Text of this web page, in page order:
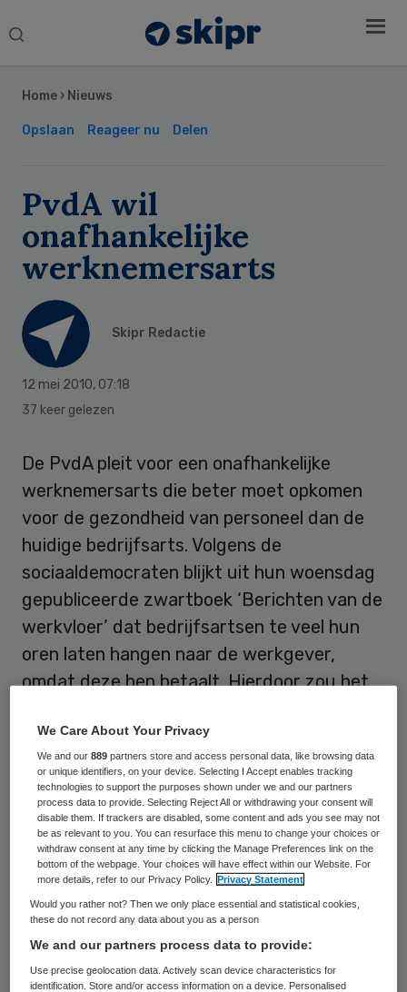
Search
Home › Nieuws
Opslaan Reageer nu Delen
PvdA wil
onafhankelijke
werknemersarts
Skipr Redactie
12 mei 2010, 07:18
37 keer gelezen
De PvdA pleit voor een onafhankelijke
werknemersarts die beter moet opkomen
voor de gezondheid van personeel dan de
huidige bedrijfsarts. Volgens de
sociaaldemocraten blijkt uit hun woensdag
gepubliceerde zwartboek ‘Berichten van de
werkvloer’ dat bedrijfsartsen te veel hun
oren laten hangen naar de werkgever,
omdat deze hen betaalt. Hierdoor zou het
teken staan van terugdringing van de
verzuimkosten van de baas in plaats van de
gezondheid van werknemers.
FNV-voorstel werknemersarts
Met het pleidooi voor een werknemersarts
sluit de PvdA aan bij eenvoorstel dat
vakbond FNVhalf maart lanceerde. In dat
plan zou er naast de bedrijfsarts een
Sidebar
We Care About Your Privacy
We and our889 partners store and access personal data, like browsing data
or unique identifiers, on your device. Selecting I Accept enables tracking
technologies to support the purposes shown under we and our partners
process data to provide. Selecting Reject All or withdrawing your consent will
disable them. If trackers are disabled, some content and ads you see may not
be as relevant to you. You can resurface this menu to change your choices or
withdraw consent at any time by clicking the Manage Preferences link on the
bottom of the webpage. Your choices will have effect within our Website. For
more details, refer to our Privacy Policy.
Privacy Statement
Would you rather not? Then we only place essential and statistical cookies,
these do not record any data about you as a person
We and our partners process data to provide:
Use precise geolocation data. Actively scan device characteristics for
identification. Store and/or access information on a device. Personalised